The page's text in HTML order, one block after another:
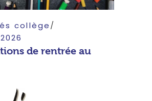
collège
de rentrée au